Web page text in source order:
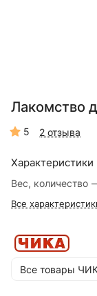
Лакомство
5 2 отзыва
Характеристики
Вес, количество
Все
Все товары